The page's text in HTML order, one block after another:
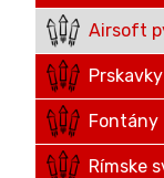
Airsoft
Prskavky
Fontány
Rímske